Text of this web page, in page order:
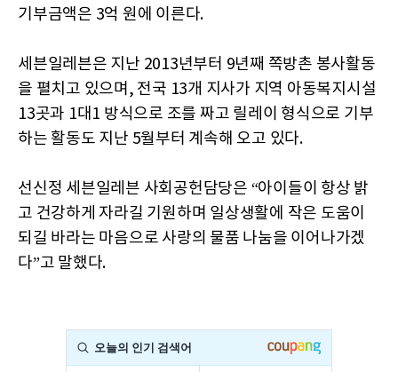
기부금액은 3억 원에 이른다.
세븐일레븐은 지난 2013년부터 9년째 쪽방촌 봉사활동
을 펼치고 있으며, 전국 13개 지사가 지역 아동복지시설
13곳과 1대1 방식으로 조를 짜고 릴레이 형식으로 기부
하는 활동도 지난 5월부터 계속해 오고 있다.
선신정 세븐일레븐 사회공헌담당은 “아이들이 항상 밝
고 건강하게 자라길 기원하며 일상생활에 작은 도움이
되길 바라는 마음으로 사랑의 물품 나눔을 이어나가겠
다”고 말했다.